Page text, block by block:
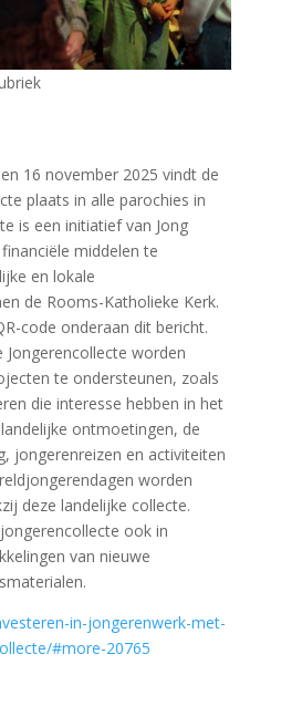
16 november 2025 vindt de
plaats in alle parochies in
is een initiatief van Jong
middelen te
en lokale
de Rooms-Katholieke Kerk.
code onderaan dit bericht.
worden
te ondersteunen, zoals
die interesse hebben in het
ontmoetingen, de
jongerenreizen en activiteiten
worden
deze landelijke collecte.
ook in
van nieuwe
in-jongerenwerk-met-
#more-20765